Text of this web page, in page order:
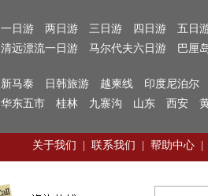
一日游 两日游 三日游 四日游
五日
清远漂流一日游
马尔代夫六日游 巴厘
新马泰 日韩旅游 越柬线
印度尼泊尔
华东五市
桂林 九寨沟 山东 西安
关于我们 联系我们 帮助中心